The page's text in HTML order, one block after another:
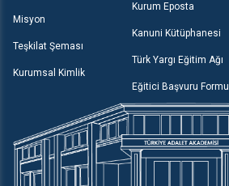
Misyon
Teşkilat Şeması
Kurumsal Kimlik
Kurum Eposta
Kanuni Kütüphanesi
Türk Yargı Eğitim Ağı
Eğitici Başvuru Formu